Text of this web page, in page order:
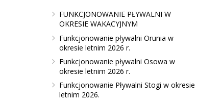
FUNKCJONOWANIE PŁYWALNI W
OKRESIE WAKACYJNYM
Funkcjonowanie pływalni Orunia w
okresie letnim 2026 r.
Funkcjonowanie pływalni Osowa w
okresie letnim 2026 r.
Funkcjonowanie Pływalni Stogi w okresie
letnim 2026.